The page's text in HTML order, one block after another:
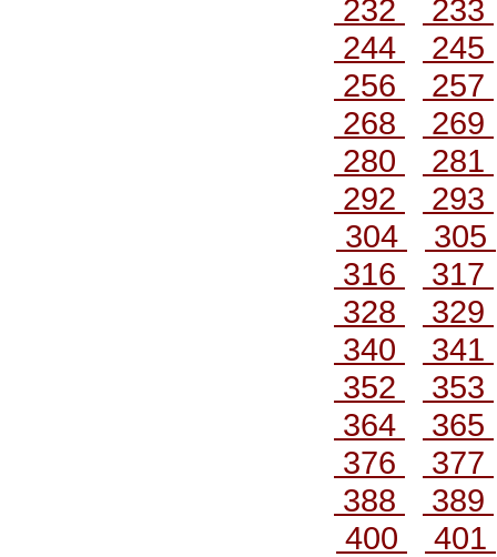
232
233
244
245
256
257
268
269
280
281
292
293
304
305
316
317
328
329
340
341
352
353
364
365
376
377
388
389
400
401